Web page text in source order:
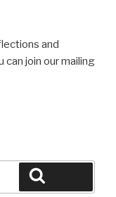
and
can join our mailing